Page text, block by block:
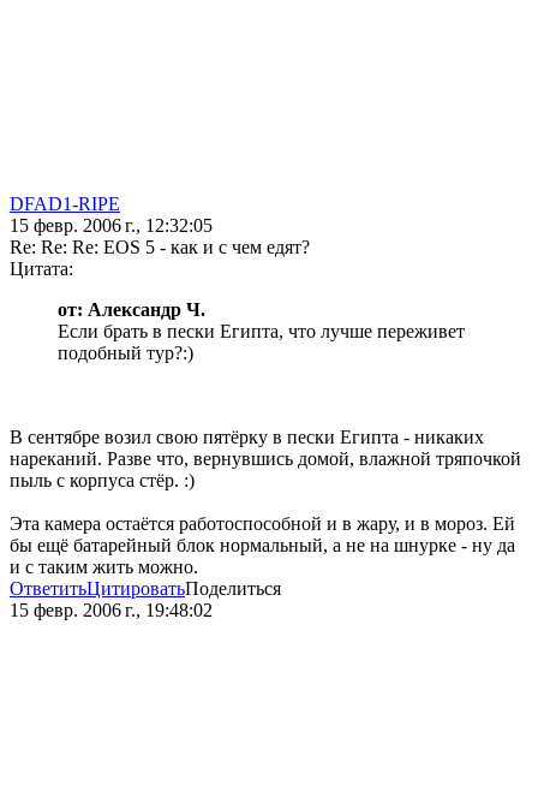
DFAD1-RIPE
15 февр. 2006 г., 12:32:05
Re: Re: Re: EOS 5 - как и с чем едят?
Цитата:
от: Александр Ч.
Если брать в пески Египта, что лучше переживет
подобный тур?:)
В сентябре возил свою пятёрку в пески Египта - никаких
нареканий. Разве что, вернувшись домой, влажной тряпочкой
пыль с корпуса стёр. :)
Эта камера остаётся работоспособной и в жару, и в мороз. Ей
бы ещё батарейный блок нормальный, а не на шнурке - ну да
и с таким жить можно.
ОтветитьЦитироватьПоделиться
15 февр. 2006 г., 19:48:02